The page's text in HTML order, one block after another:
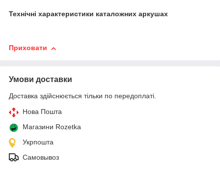
Технічні характеристики каталожних аркушах
Приховати
Умови доставки
Доставка здійснюється тільки по передоплаті.
Нова Пошта
Магазини Rozetka
Укрпошта
Самовывоз